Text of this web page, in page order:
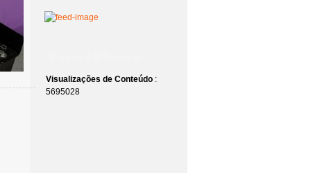
Visualizações de Conteúdo :
5695028